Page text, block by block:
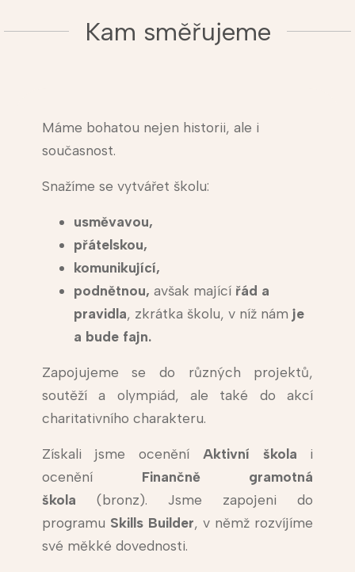
Kam směřujeme
Máme bohatou nejen historii, ale i
současnost.
Snažíme se vytvářet školu:
usměvavou,
přátelskou,
komunikující,
podnětnou, avšak mající řád a
pravidla, zkrátka školu, v níž nám je
a bude fajn.
Zapojujeme se do různých projektů,
soutěží a olympiád, ale také do akcí
charitativního charakteru.
Získali jsme ocenění Aktivní škola i
ocenění Finančně gramotná
škola (bronz). Jsme zapojeni do
programu Skills Builder, v němž rozvíjíme
své měkké dovednosti.